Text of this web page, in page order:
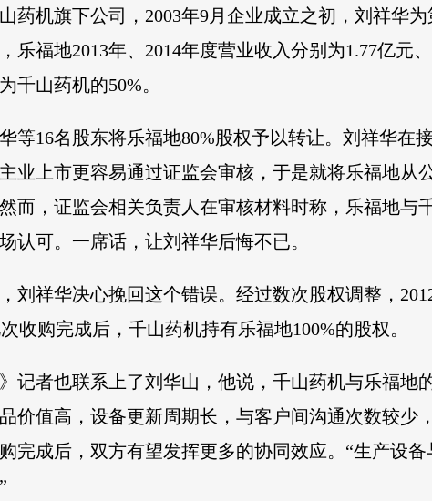
药机旗下公司，2003年9月企业成立之初，刘祥华
乐福地2013年、2014年度营业收入分别为1.77亿元
千山药机的50%。
等16名股东将乐福地80%股权予以转让。刘祥华
业上市更容易通过证监会审核，于是就将乐福地从
而，证监会相关负责人在审核材料时称，乐福地与
认可。一席话，让刘祥华后悔不已。
刘祥华决心挽回这个错误。经过数次股权调整，
收购完成后，千山药机持有乐福地100%的股权。
》记者也联系上了刘华山，他说，千山药机与乐福
价值高，设备更新周期长，与客户间沟通次数较少
完成后，双方有望发挥更多的协同效应。“生产设